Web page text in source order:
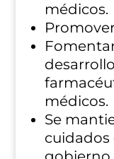
médicos.
médicos.
Se
cuidados